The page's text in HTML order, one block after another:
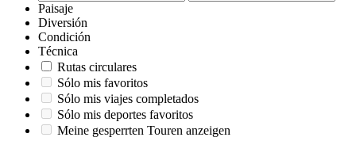
Paisaje
Diversión
Condición
Técnica
Rutas circulares
Sólo mis favoritos
Sólo mis viajes completados
Sólo mis deportes favoritos
Meine gesperrten Touren anzeigen